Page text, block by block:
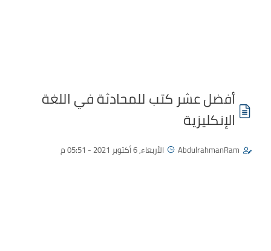
أفضل عشر كتب للمحادثة في اللغة
الإنكليزية
AbdulrahmanRam الأربعاء, 6 أكتوبر 2021 - 05:51 م